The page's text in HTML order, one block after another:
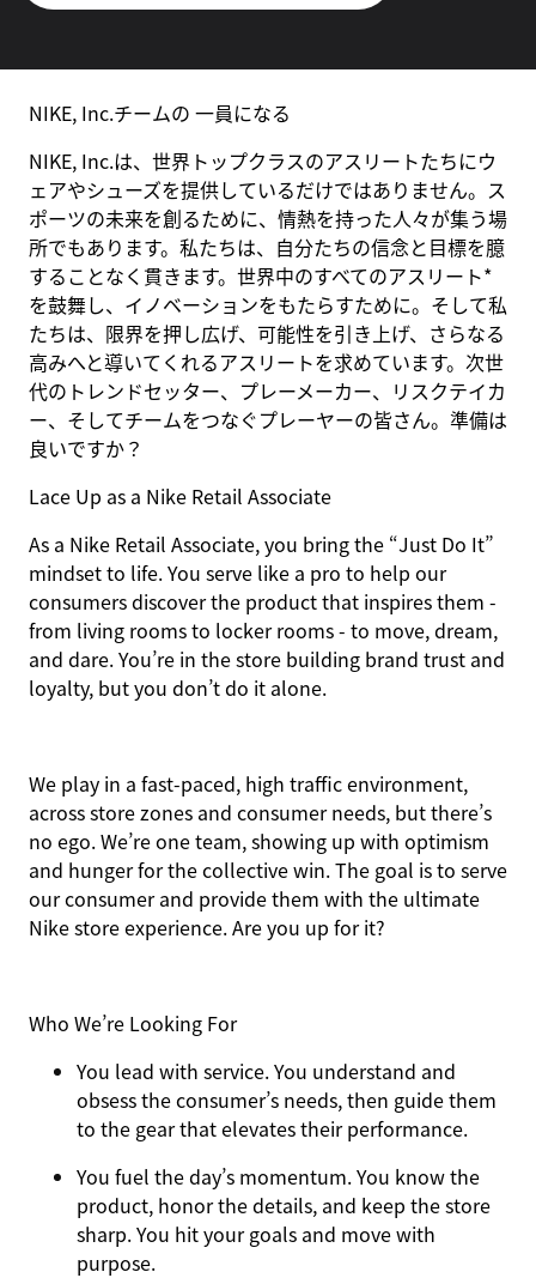
NIKE, Inc.チームの 一員になる
NIKE, Inc.は、世界トップクラスのアスリートたちにウ
ェアやシューズを提供しているだけではありません。ス
ポーツの未来を創るために、情熱を持った人々が集う場
所でもあります。私たちは、自分たちの信念と目標を臆
することなく貫きます。世界中のすべてのアスリート*
を鼓舞し、イノベーションをもたらすために。そして私
たちは、限界を押し広げ、可能性を引き上げ、さらなる
高みへと導いてくれるアスリートを求めています。次世
代のトレンドセッター、プレーメーカー、リスクテイカ
ー、そしてチームをつなぐプレーヤーの皆さん。準備は
良いですか？
Lace Up as a Nike Retail Associate
As a Nike Retail Associate, you bring the “Just Do It”
mindset to life. You serve like a pro to help our
consumers discover the product that inspires them -
from living rooms to locker rooms - to move, dream,
and dare. You’re in the store building brand trust and
loyalty, but you don’t do it alone.
We play in a fast-paced, high traffic environment,
across store zones and consumer needs, but there’s
no ego. We’re one team, showing up with optimism
and hunger for the collective win. The goal is to serve
our consumer and provide them with the ultimate
Nike store experience. Are you up for it?
Who We’re Looking For
You lead with service.You understand and
obsess the consumer’s needs, then guide them
to the gear that elevates their performance.
You fuel the day’s momentum. You know the
product, honor the details, and keep the store
sharp. You hit your goals and move with
purpose.